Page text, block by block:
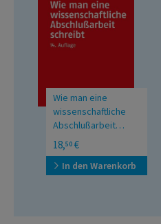
Wie man eine
wissenschaftliche
Abschlußarbeit
schreibt
Doktor-, Diplom- und
Magisterarbeit in den
Geistes- und
Sozialwissenschaften
18,50 €
In den Warenkorb